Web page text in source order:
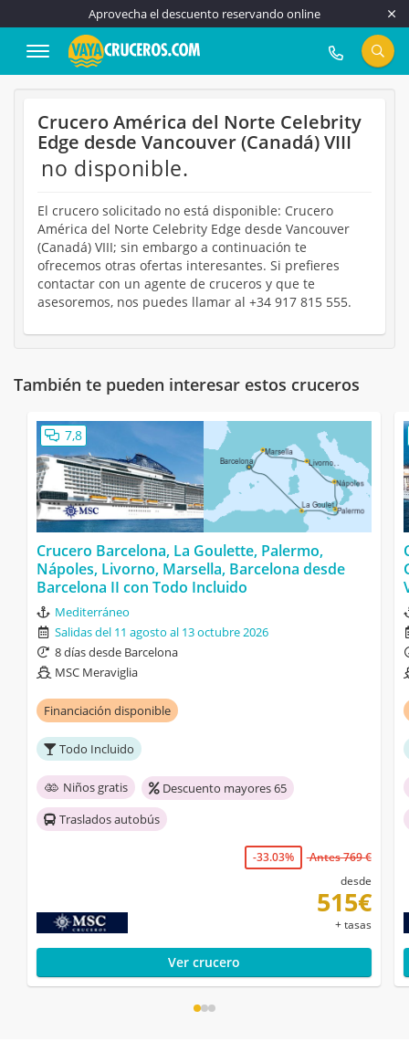
Aprovecha el descuento reservando online
917 815 555
Crucero América del Norte Celebrity
Edge desde Vancouver (Canadá) VIII
no disponible.
El crucero solicitado no está disponible: Crucero
América del Norte Celebrity Edge desde Vancouver
(Canadá) VIII; sin embargo a continuación te
ofrecemos otras ofertas interesantes. Si prefieres
contactar con un agente de cruceros y que te
asesoremos, nos puedes llamar al +34 917 815 555.
También te pueden interesar estos cruceros
7,8
Crucero Barcelona, La Goulette, Palermo,
Nápoles, Livorno, Marsella, Barcelona desde
Barcelona II con Todo Incluido
Mediterráneo
Salidas del 11 agosto al 13 octubre 2026
8 días desde Barcelona
MSC Meraviglia
Financiación disponible
Todo Incluido
Niños gratis
Descuento mayores 65
Traslados autobús
-33.03%
Antes 769 €
desde
515€
+ tasas
Ver crucero